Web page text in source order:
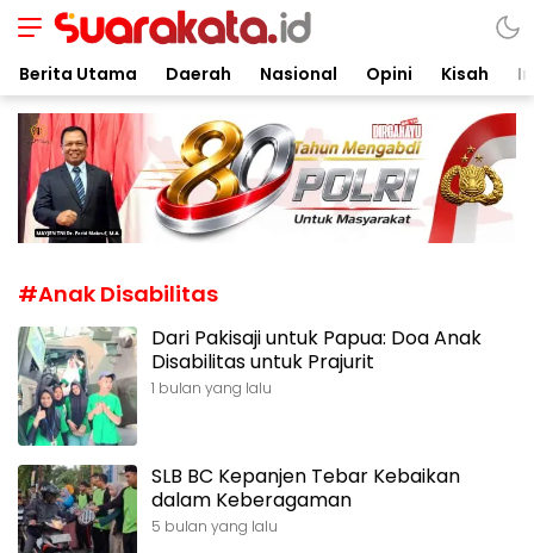
Suarakata.id
Kata Bicara Suara Bergerak
Berita Utama Daerah Nasional Opini Kisah
#Anak Disabilitas
Dari Pakisaji untuk Papua: Doa Anak
Disabilitas untuk Prajurit
1 bulan yang lalu
SLB BC Kepanjen Tebar Kebaikan
dalam Keberagaman
5 bulan yang lalu